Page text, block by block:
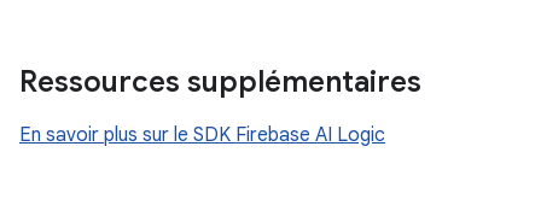
Ressources supplémentaires
En savoir plus sur le SDK Firebase AI Logic